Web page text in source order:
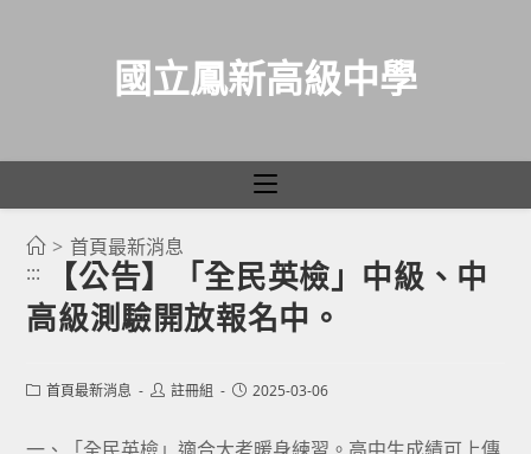
國立鳳新高級中學
> 首頁最新消息
:::
【公告】「全民英檢」中級、中
高級測驗開放報名中。
Post首頁最新消息
Post註冊組
Post2025-03-06